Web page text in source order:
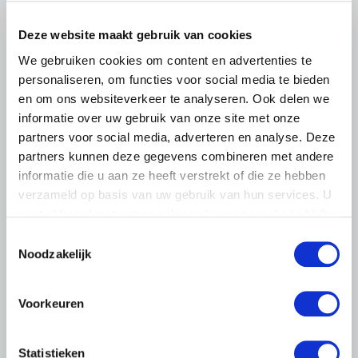
Deze website maakt gebruik van cookies
We gebruiken cookies om content en advertenties te
personaliseren, om functies voor social media te bieden
en om ons websiteverkeer te analyseren. Ook delen we
informatie over uw gebruik van onze site met onze
partners voor social media, adverteren en analyse. Deze
partners kunnen deze gegevens combineren met andere
informatie die u aan ze heeft verstrekt of die ze hebben
verzameld op basis van uw gebruik van hun services. U
Noodzakelijk
Voorkeuren
Statistieken
komen…
Lees meer